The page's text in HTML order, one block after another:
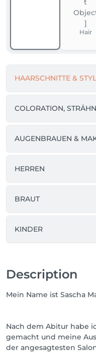
Hair
HAARSCHNITTE &
COLORATION,
AUGENBRAUEN &
HERREN
BRAUT
KINDER
Description
Mein Name ist Sascha
Nach dem Abitur habe
gemacht und meine
der angesagtesten